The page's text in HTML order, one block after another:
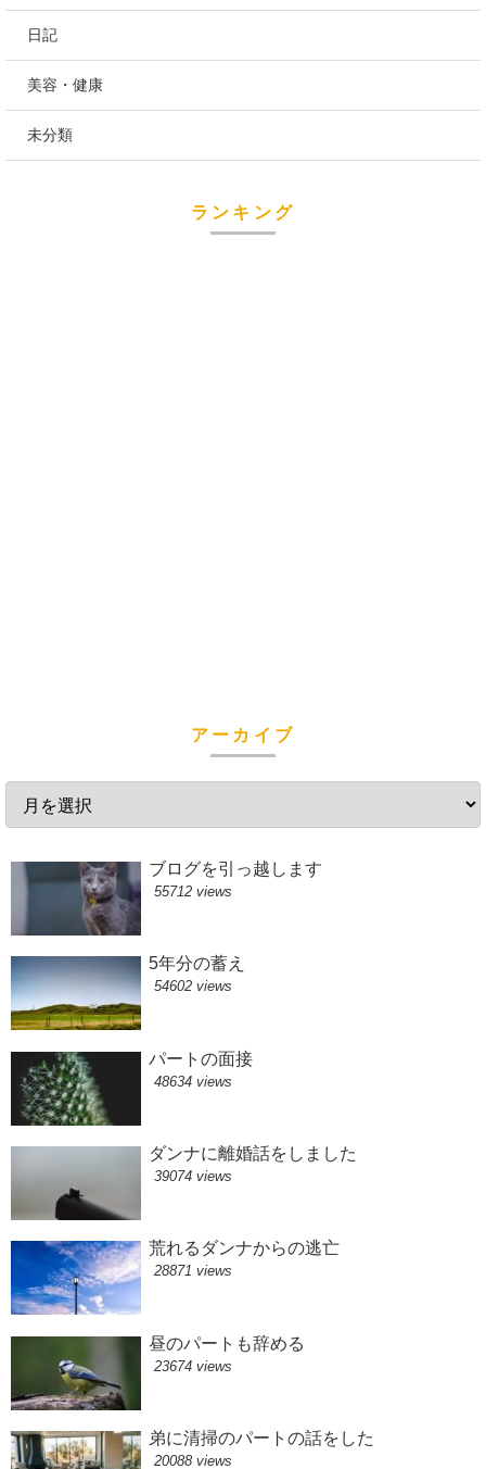
日記
美容・健康
未分類
ランキング
アーカイブ
ブログを引っ越します
55712 views
5年分の蓄え
54602 views
パートの面接
48634 views
ダンナに離婚話をしました
39074 views
荒れるダンナからの逃亡
28871 views
昼のパートも辞める
23674 views
弟に清掃のパートの話をした
20088 views